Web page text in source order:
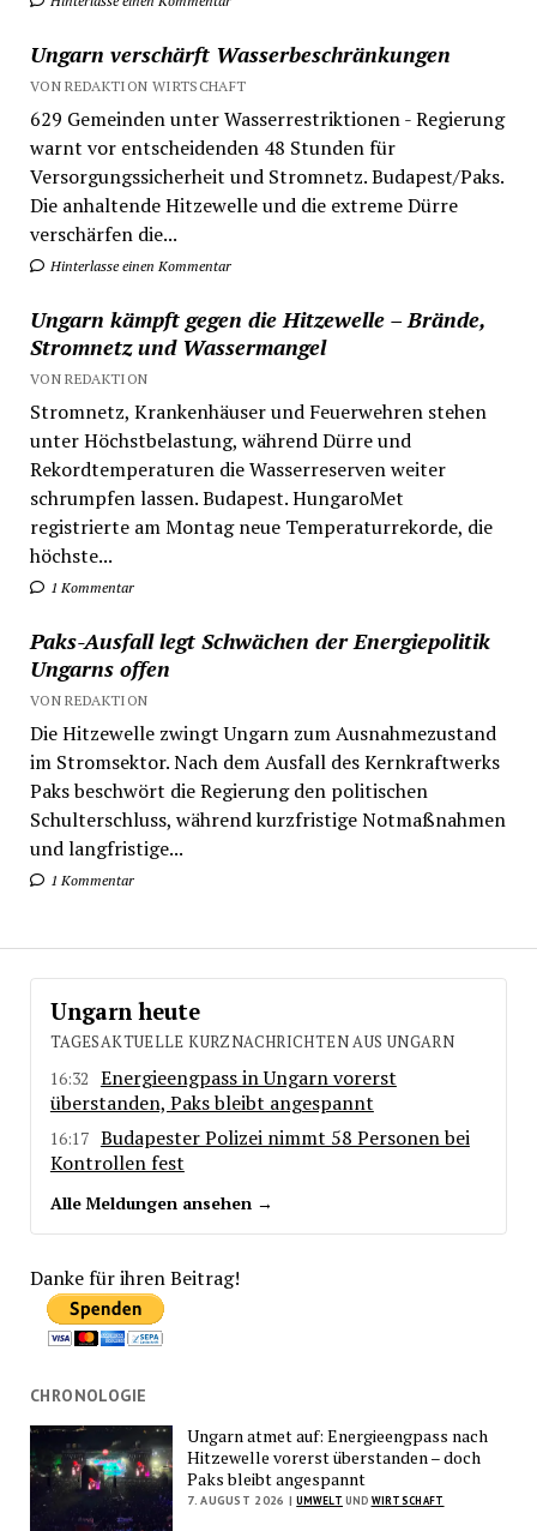
Ungarn verschärft Wasserbeschränkungen
VON REDAKTION WIRTSCHAFT
629 Gemeinden unter Wasserrestriktionen - Regierung
warnt vor entscheidenden 48 Stunden für
Versorgungssicherheit und Stromnetz. Budapest/Paks.
Die anhaltende Hitzewelle und die extreme Dürre
verschärfen die...
Hinterlasse einen Kommentar
Ungarn kämpft gegen die Hitzewelle – Brände,
Stromnetz und Wassermangel
VON REDAKTION
Stromnetz, Krankenhäuser und Feuerwehren stehen
unter Höchstbelastung, während Dürre und
Rekordtemperaturen die Wasserreserven weiter
schrumpfen lassen. Budapest. HungaroMet
registrierte am Montag neue Temperaturrekorde, die
höchste...
1 Kommentar
Paks-Ausfall legt Schwächen der Energiepolitik
Ungarns offen
VON REDAKTION
Die Hitzewelle zwingt Ungarn zum Ausnahmezustand
im Stromsektor. Nach dem Ausfall des Kernkraftwerks
Paks beschwört die Regierung den politischen
Schulterschluss, während kurzfristige Notmaßnahmen
und langfristige...
1 Kommentar
Ungarn heute
TAGESAKTUELLE KURZNACHRICHTEN AUS UNGARN
16:32
Energieengpass in Ungarn vorerst
überstanden, Paks bleibt angespannt
16:17 Budapester Polizei nimmt 58 Personen bei
Kontrollen fest
Alle Meldungen ansehen →
Danke für ihren Beitrag!
CHRONOLOGIE
Ungarn atmet auf: Energieengpass nach
Hitzewelle vorerst überstanden – doch
Paks bleibt angespannt
7. AUGUST 2026 | UMWELT UND WIRTSCHAFT